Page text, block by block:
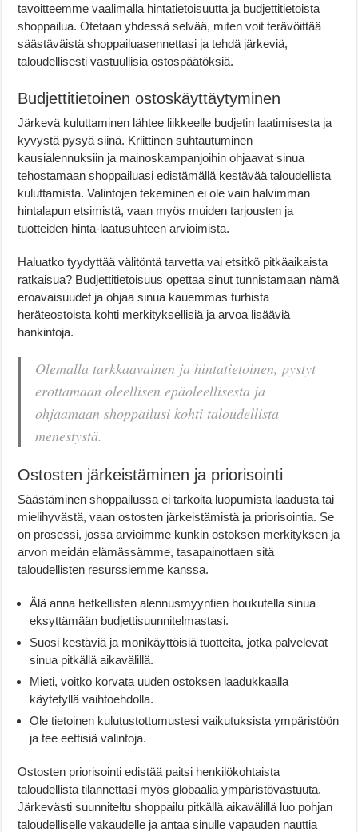
tavoitteemme vaalimalla hintatietoisuutta ja budjettitietoista
shoppailua. Otetaan yhdessä selvää, miten voit terävöittää
säästäväistä shoppailuasennettasi ja tehdä järkeviä,
taloudellisesti vastuullisia ostospäätöksiä.
Budjettitietoinen ostoskäyttäytyminen
Järkevä kuluttaminen lähtee liikkeelle budjetin laatimisesta ja
kyvystä pysyä siinä. Kriittinen suhtautuminen
kausialennuksiin ja mainoskampanjoihin ohjaavat sinua
tehostamaan shoppailuasi edistämällä kestävää taloudellista
kuluttamista. Valintojen tekeminen ei ole vain halvimman
hintalapun etsimistä, vaan myös muiden tarjousten ja
tuotteiden hinta-laatusuhteen arvioimista.
Haluatko tyydyttää välitöntä tarvetta vai etsitkö pitkäaikaista
ratkaisua? Budjettitietoisuus opettaa sinut tunnistamaan nämä
eroavaisuudet ja ohjaa sinua kauemmas turhista
heräteostoista kohti merkityksellisiä ja arvoa lisääviä
hankintoja.
Olemalla tarkkaavainen ja hintatietoinen, pystyt
erottamaan oleellisen epäoleellisesta ja
ohjaamaan shoppailusi kohti taloudellista
menestystä.
Ostosten järkeistäminen ja priorisointi
Säästäminen shoppailussa ei tarkoita luopumista laadusta tai
mielihyvästä, vaan ostosten järkeistämistä ja priorisointia. Se
on prosessi, jossa arvioimme kunkin ostoksen merkityksen ja
arvon meidän elämässämme, tasapainottaen sitä
taloudellisten resurssiemme kanssa.
Älä anna hetkellisten alennusmyyntien houkutella sinua
eksyttämään budjettisuunnitelmastasi.
Suosi kestäviä ja monikäyttöisiä tuotteita, jotka palvelevat
sinua pitkällä aikavälillä.
Mieti, voitko korvata uuden ostoksen laadukkaalla
käytetyllä vaihtoehdolla.
Ole tietoinen kulutustottumustesi vaikutuksista ympäristöön
ja tee eettisiä valintoja.
Ostosten priorisointi edistää paitsi henkilökohtaista
taloudellista tilannettasi myös globaalia ympäristövastuuta.
Järkevästi suunniteltu shoppailu pitkällä aikavälillä luo pohjan
taloudelliselle vakaudelle ja antaa sinulle vapauden nauttia